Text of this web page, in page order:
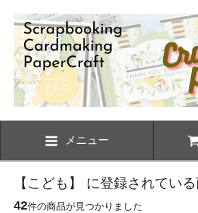
メニュー
【こども】 に登録されてい
42件の商品が見つかりました